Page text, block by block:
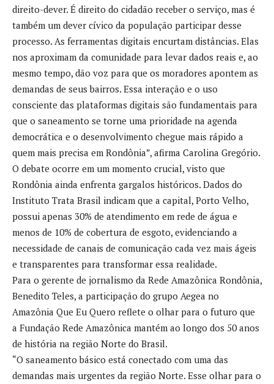
direito-dever. É direito do cidadão receber o serviço, mas é
também um dever cívico da população participar desse
processo. As ferramentas digitais encurtam distâncias. Elas
nos aproximam da comunidade para levar dados reais e, ao
mesmo tempo, dão voz para que os moradores apontem as
demandas de seus bairros. Essa interação e o uso
consciente das plataformas digitais são fundamentais para
que o saneamento se torne uma prioridade na agenda
democrática e o desenvolvimento chegue mais rápido a
quem mais precisa em Rondônia”, afirma Carolina Gregório.
O debate ocorre em um momento crucial, visto que
Rondônia ainda enfrenta gargalos históricos. Dados do
Instituto Trata Brasil indicam que a capital, Porto Velho,
possui apenas 30% de atendimento em rede de água e
menos de 10% de cobertura de esgoto, evidenciando a
necessidade de canais de comunicação cada vez mais ágeis
e transparentes para transformar essa realidade.
Para o gerente de jornalismo da Rede Amazônica Rondônia,
Benedito Teles, a participação do grupo Aegea no
Amazônia Que Eu Quero reflete o olhar para o futuro que
a Fundação Rede Amazônica mantém ao longo dos 50 anos
de história na região Norte do Brasil.
“O saneamento básico está conectado com uma das
demandas mais urgentes da região Norte. Esse olhar para o